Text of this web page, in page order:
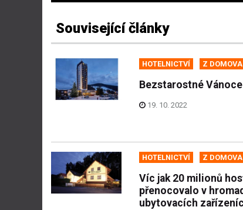
Související články
HOTELNICTVÍ Z DOMOVA
Bezstarostné
19. 10. 2022
HOTELNICTVÍ Z DOMOVA
Víc jak 20 milionů
přenocovalo v
ubytovacích